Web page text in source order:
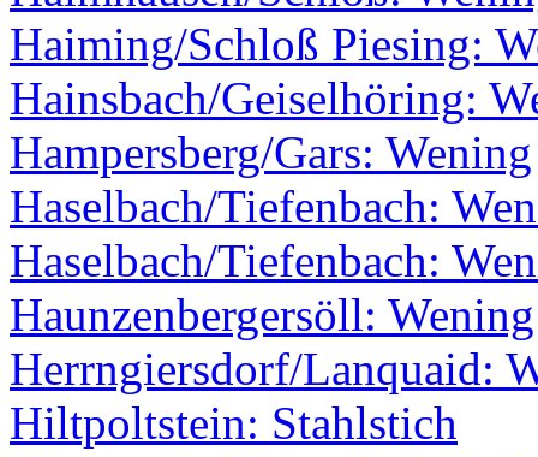
Haiming/Schloß Piesing:
Hainsbach/Geiselhöring:
Hampersberg/Gars: Wening
Haselbach/Tiefenbach:
Haselbach/Tiefenbach:
Haunzenbergersöll: Wening
Herrngiersdorf/Lanquaid:
Hiltpoltstein: Stahlstich